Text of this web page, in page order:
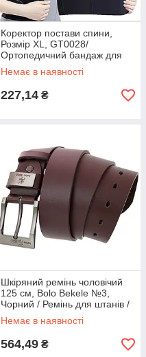
Коректор постави спини,
Розмір XL, GT0028/
Ортопедичний бандаж для
постави спини/корсет для
вирівнювання спини
Немає в наявності
227,14 ₴
Шкіряний ремінь чоловічий
125 см, Bolo Bekele №3,
Чорний / Ремінь для штанів /
Ремінь шкіряний
Немає в наявності
564,49 ₴